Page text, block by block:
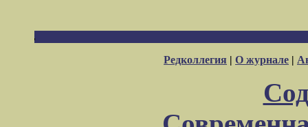
Редколлегия | О журнале |